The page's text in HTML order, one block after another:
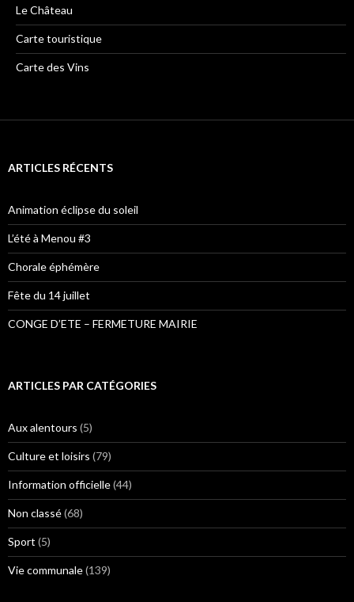
Le Château
Carte touristique
Carte des Vins
ARTICLES RÉCENTS
Animation éclipse du soleil
L’été à Menou #3
Chorale éphémère
Fête du 14 juillet
CONGE D’ETE – FERMETURE MAIRIE
ARTICLES PAR CATÉGORIES
Aux alentours (5)
Culture et loisirs (79)
Information officielle(44)
Non classé(68)
Sport (5)
Vie communale(139)